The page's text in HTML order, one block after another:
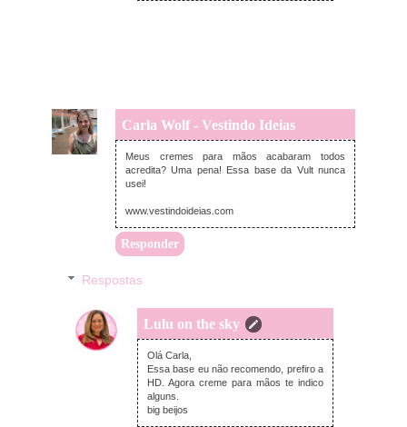
Carla Wolf - Vestindo Ideias
quinta-feira, julho 20, 2017
Meus cremes para mãos acabaram todos
acredita? Uma pena! Essa base da Vult nunca
usei!
www.vestindoideias.com
Responder
Respostas
Lulu on the sky
domingo, julho 23, 2017
Olá Carla,
Essa base eu não recomendo, prefiro a
HD. Agora creme para mãos te indico
alguns.
big beijos